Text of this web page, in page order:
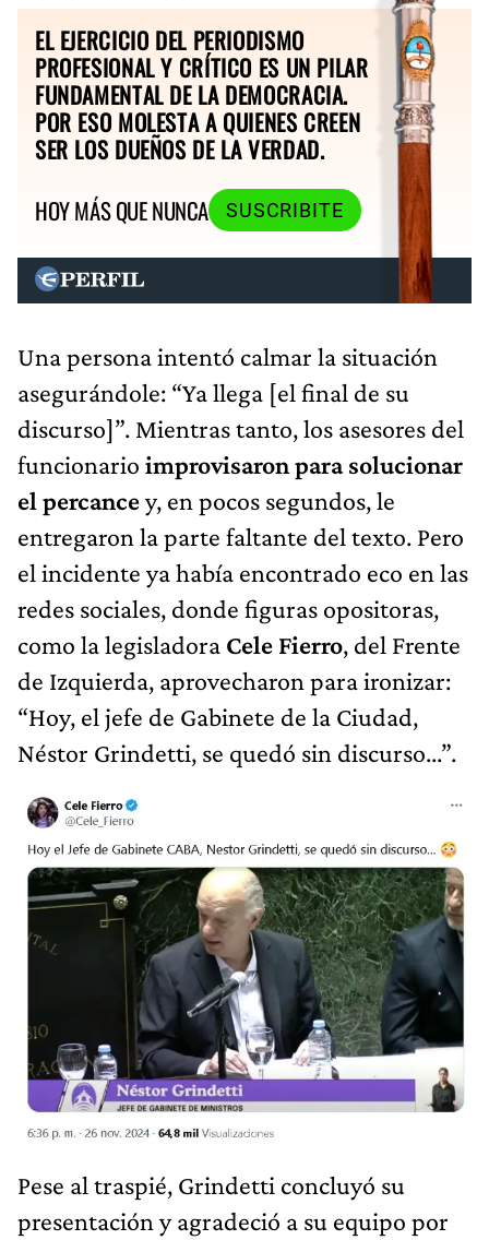
EL EJERCICIO DEL PERIODISMO
PROFESIONAL Y CRÍTICO ES UN PILAR
FUNDAMENTAL DE LA DEMOCRACIA.
POR ESO MOLESTA A QUIENES CREEN
SER LOS DUEÑOS DE LA VERDAD.
HOY MÁS QUE NUNCA
SUSCRIBITE
Una persona intentó calmar la situación
asegurándole: “Ya llega [el final de su
discurso]”. Mientras tanto, los asesores del
funcionario improvisaron para solucionar
el percancey, en pocos segundos, le
entregaron la parte faltante del texto. Pero
el incidente ya había encontrado eco en las
redes sociales, donde figuras opositoras,
como la legisladora Cele Fierro, del Frente
de Izquierda, aprovecharon para ironizar:
“Hoy, el jefe de Gabinete de la Ciudad,
Néstor Grindetti, se quedó sin discurso...”.
Pese al traspié, Grindetti concluyó su
presentación y agradeció a su equipo por